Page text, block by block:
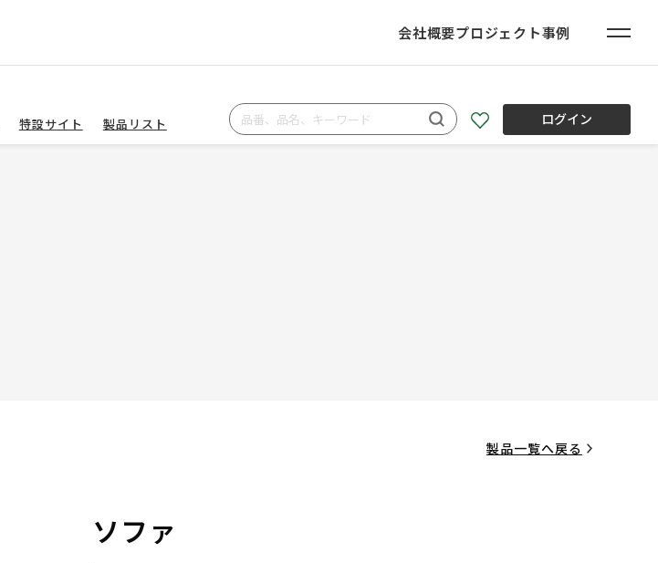
会社概要プロジェクト事例
特設サイト 製品リスト ログイン
製品一覧へ戻る
ソファ